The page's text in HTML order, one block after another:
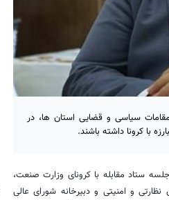
سیاسی و قضایی استان ها، در
با کرونا داشته باشند.
ستاد مقابله با کرونای وزارت صنعت،
و امنیتی و دبیرخانه شورای عالی